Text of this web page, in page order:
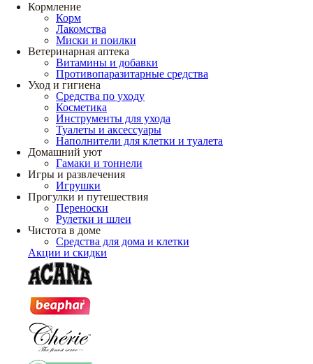
Кормление
Корм
Лакомства
Миски и поилки
Ветеринарная аптека
Витамины и добавки
Противопаразитарные средства
Уход и гигиена
Средства по уходу
Косметика
Инструменты для ухода
Туалеты и аксессуары
Наполнители для клетки и туалета
Домашний уют
Гамаки и тоннели
Игры и развлечения
Игрушки
Прогулки и путешествия
Переноски
Рулетки и шлеи
Чистота в доме
Средства для дома и клетки
Акции и скидки